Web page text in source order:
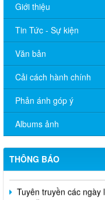
Giới thiệu
Tin Tức - Sự kiện
Văn bản
Cải cách hành chính
Phản ánh góp ý
Albums ảnh
THÔNG BÁO
Tăng cường công tác
Quyết định thu hồi
địa
Bộ Văn hóa, Thể thao
mẫu thẻ nhà báo sử
Tuyên truyền các ngày